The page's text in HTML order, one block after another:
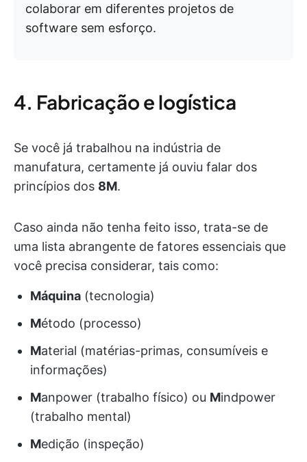
colaborar em diferentes projetos de
software sem esforço.
4. Fabricação e logística
Se você já trabalhou na indústria de
manufatura, certamente já ouviu falar dos
princípios dos 8M.
Caso ainda não tenha feito isso, trata-se de
uma lista abrangente de fatores essenciais que
você precisa considerar, tais como:
Máquina (tecnologia)
Método (processo)
Material (matérias-primas, consumíveis e
informações)
Manpower (trabalho físico) ou Mindpower
(trabalho mental)
Medição (inspeção)